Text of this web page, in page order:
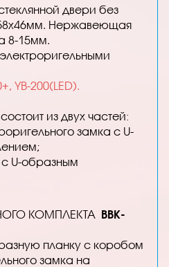
двери без
Нержавеющая
8-15мм.
YB-200(LED).
из двух частей:
замка с U-
с U-образным
КОМПЛЕКТА BBK-
планку с коробом
замка на